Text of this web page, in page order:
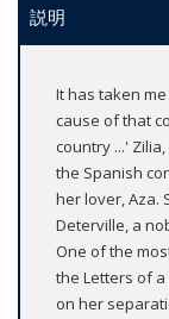
説明
It has taken
cause of that
country ...'
the Spanish
her lover, Aza.
Deterville, a
One of the
the Letters of
on her